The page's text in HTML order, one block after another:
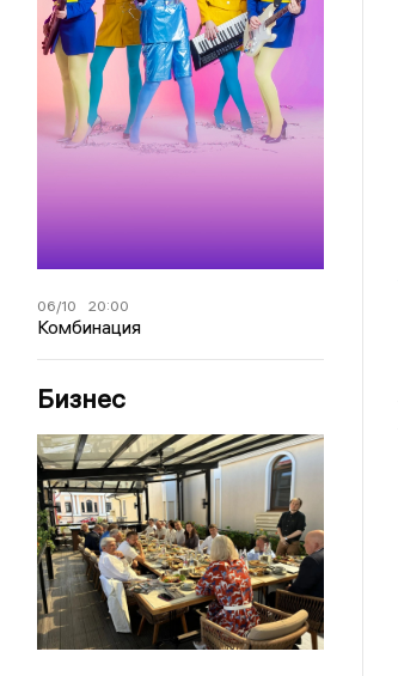
06/10 20:00
Комбинация
Бизнес